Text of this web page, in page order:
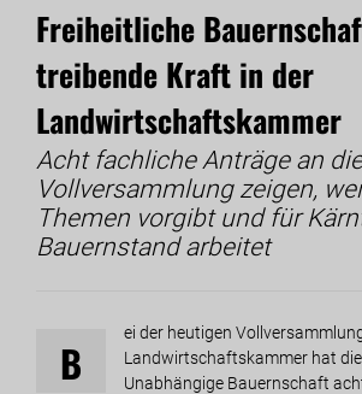
Freiheitliche
treibende Kraft in der
Landwirtschaftskammer
Acht fachliche Anträge an die
Vollversammlung zeigen,
Themen vorgibt und für
Bauernstand arbeitet
B
ei der heutigen
Landwirtschaftskammer hat
Unabhängige Bauernschaft